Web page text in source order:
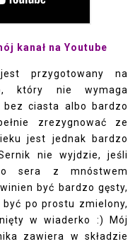
kanał na Youtube
jest przygotowany na
który nie wymaga
ciasta albo bardzo
zrezygnować ze
jest jednak bardzo
nie wyjdzie, jeśli
sera z mnóstwem
być bardzo gęsty,
po prostu zmielony,
w wiaderko :) Mój
zawiera w składzie